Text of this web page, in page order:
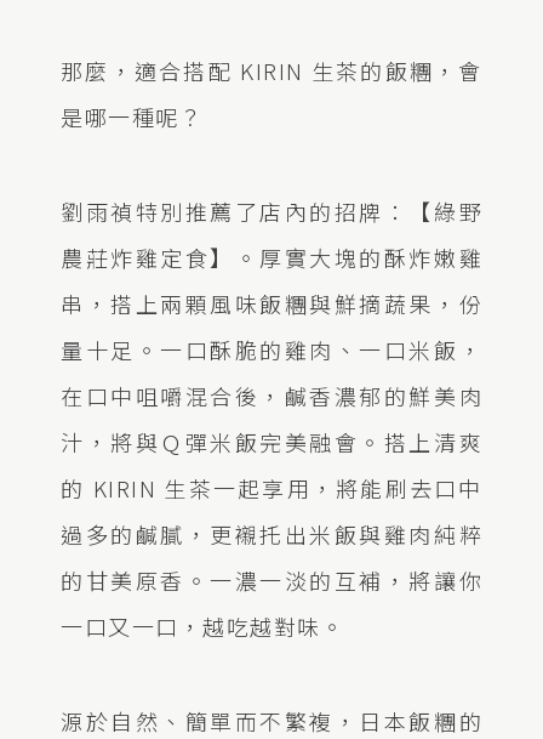
那麼，適合搭配 KIRIN 生茶的飯糰，會
是哪一種呢？
劉雨禎特別推薦了店內的招牌：【綠野
農莊炸雞定食】。厚實大塊的酥炸嫩雞
串，搭上兩顆風味飯糰與鮮摘蔬果，份
量十足。一口酥脆的雞肉、一口米飯，
在口中咀嚼混合後，鹹香濃郁的鮮美肉
汁，將與Ｑ彈米飯完美融會。搭上清爽
的 KIRIN 生茶一起享用，將能刷去口中
過多的鹹膩，更襯托出米飯與雞肉純粹
的甘美原香。一濃一淡的互補，將讓你
一口又一口，越吃越對味。
源於自然、簡單而不繁複，日本飯糰的